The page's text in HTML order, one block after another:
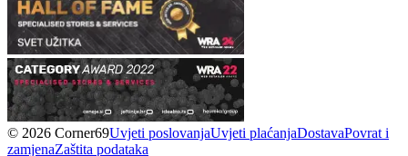
© 2026 Corner69Uvjeti poslovanjaUvjeti plaćanjaDostavaPovrat i
zamjenaZaštita podataka